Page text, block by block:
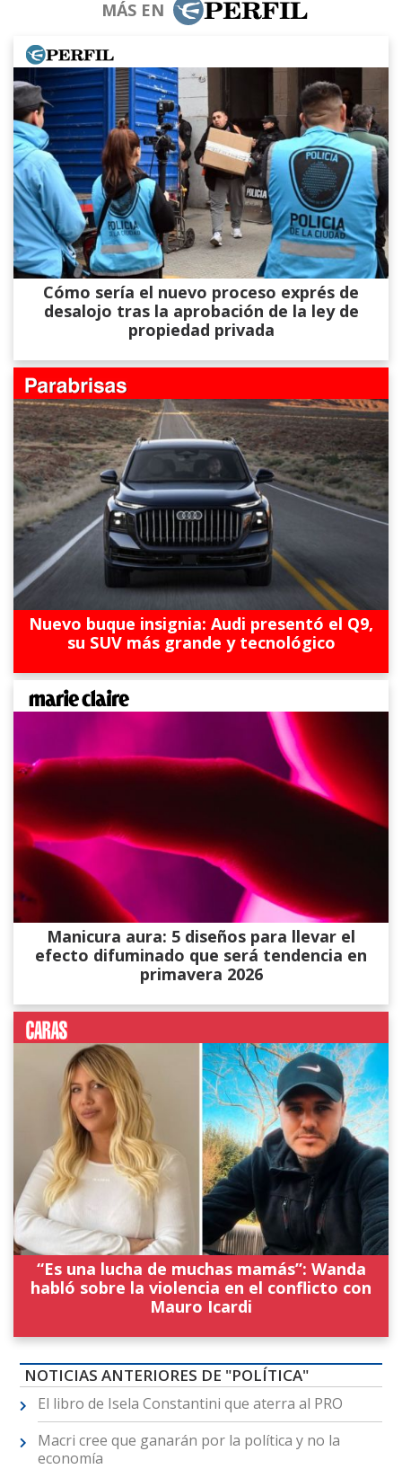
MÁS EN
Cómo sería el nuevo proceso exprés de
desalojo tras la aprobación de la ley de
propiedad privada
Nuevo buque insignia: Audi presentó el Q9,
su SUV más grande y tecnológico
Manicura aura: 5 diseños para llevar el
efecto difuminado que será tendencia en
primavera 2026
“Es una lucha de muchas mamás”: Wanda
habló sobre la violencia en el conflicto con
Mauro Icardi
NOTICIAS ANTERIORES DE "POLÍTICA"
El libro de Isela Constantini que aterra al PRO
Macri cree que ganarán por la política y no la
economía